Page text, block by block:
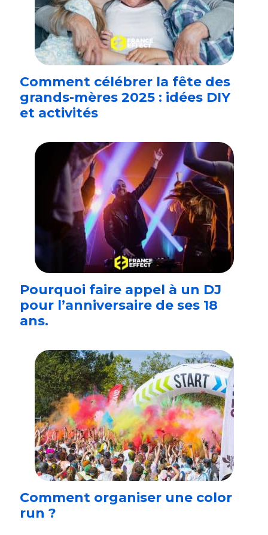
Comment célébrer la fête des
grands-mères 2025 : idées DIY
et activités
Pourquoi faire appel à un DJ
pour l’anniversaire de ses 18
ans.
Comment organiser une color
run ?